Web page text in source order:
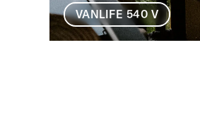
VANLIFE 540 V